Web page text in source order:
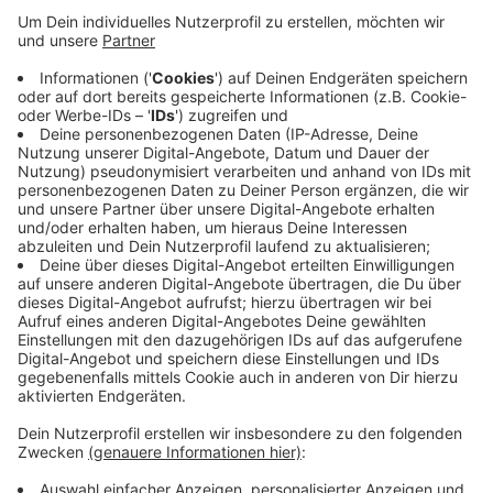
Anzeige
In den ersten fünf Monaten dieses Jahres wurden in
der Region (Kreise Viersen, Kleve und Heinsberg)
knapp 930.000 Übernachtungen gezählt. Knapp 18
Prozent mehr als im Vorjahreszeitraum. Die Zahlen sind
sogar höher als im Rekordjahr 2019. vor dem Ausbruch
der Pandemie. Die Zahlen seien ein Ansporn, um den
Niederrhein noch attraktiver für Gäste zumachen, heißt
es vomNiederrhein Tourismus.
Anzeige